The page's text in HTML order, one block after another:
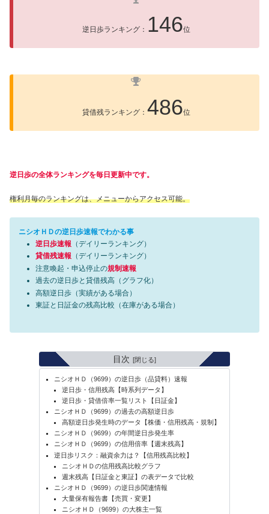
逆日歩ランキング： 146位
貸借残ランキング： 486位
逆日歩の全体ランキングを毎日更新中です。
権利月毎のランキングは、メニューからアクセス可能。
ニシオＨＤの逆日歩速報でわかる事
逆日歩速報 （デイリーランキング）
貸借残速報 （デイリーランキング）
注意喚起・申込停止の規制速報
過去の逆日歩と貸借残高（グラフ化）
高額逆日歩（実績がある場合）
東証と日証金の残高比較（在庫がある場合）
目次
ニシオＨＤ（9699）の逆日歩（品貸料）速報
逆日歩・信用残高【時系列データ】
逆日歩・貸借倍率一覧リスト【日証金】
ニシオＨＤ（9699）の過去の高額逆日歩
高額逆日歩発生時のデータ【株価・信用残高・規制】
ニシオＨＤ（9699）の年間逆日歩発生率
ニシオＨＤ（9699）の信用倍率【週末残高】
逆日歩リスク：融資余力は？【信用残高比較】
ニシオＨＤの信用残高比較グラフ
週末残高【日証金と東証】の表データで比較
ニシオＨＤ（9699）の逆日歩関連情報
大量保有報告書【売買・変更】
ニシオＨＤ（9699）の大株主一覧